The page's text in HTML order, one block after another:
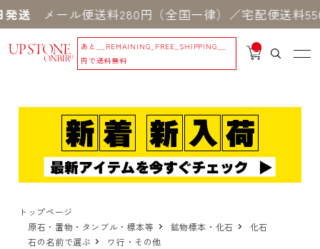
メール便送料280円（全国一律）／宅配便送料550
あと
__REMAINING_FREE_SHIPPING__
円で送料無料
__
IT
_
トップページ
原石・置物・タンブル・標本等
鉱物標本・化石
化石
石の名前で選ぶ
ワ行・その他